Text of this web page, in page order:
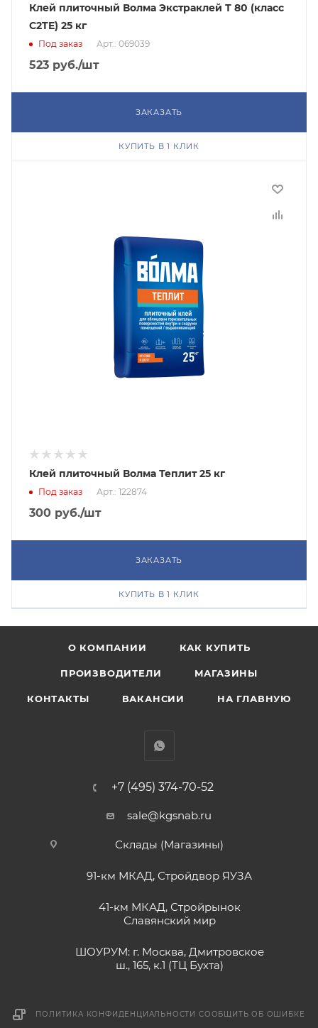
Клей плиточный Волма Экстраклей Т 80 (класс
C2TE) 25 кг
Под заказ Арт.: 069039
523 руб./шт
ЗАКАЗАТЬ
КУПИТЬ В 1 КЛИК
Клей плиточный Волма Теплит 25 кг
Под заказ Арт.: 122874
300 руб./шт
ЗАКАЗАТЬ
КУПИТЬ В 1 КЛИК
О КОМПАНИИ КАК КУПИТЬ
ПРОИЗВОДИТЕЛИ МАГАЗИНЫ
КОНТАКТЫ ВАКАНСИИ НА ГЛАВНУЮ
+7 (495) 374-70-52
sale@kgsnab.ru
Склады (Магазины)
91-км МКАД, Стройдвор ЯУЗА
41-км МКАД, Стройрынок
Славянский мир
ШОУРУМ: г. Москва, Дмитровское
ш., 165, к.1 (ТЦ Бухта)
ПОЛИТИКА КОНФИДЕНЦИАЛЬНОСТИ СООБЩИТЬ ОБ ОШИБКЕ